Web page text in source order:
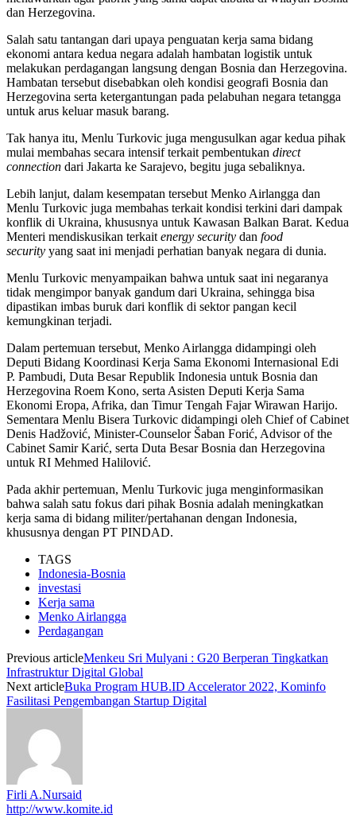
dan Herzegovina.
Salah satu tantangan dari upaya penguatan kerja sama bidang
ekonomi antara kedua negara adalah hambatan logistik untuk
melakukan perdagangan langsung dengan Bosnia dan Herzegovina.
Hambatan tersebut disebabkan oleh kondisi geografi Bosnia dan
Herzegovina serta ketergantungan pada pelabuhan negara tetangga
untuk arus keluar masuk barang.
Tak hanya itu, Menlu Turkovic juga mengusulkan agar kedua pihak
mulai membahas secara intensif terkait pembentukan direct
connection dari Jakarta ke Sarajevo, begitu juga sebaliknya.
Lebih lanjut, dalam kesempatan tersebut Menko Airlangga dan
Menlu Turkovic juga membahas terkait kondisi terkini dari dampak
konflik di Ukraina, khususnya untuk Kawasan Balkan Barat. Kedua
Menteri mendiskusikan terkait energy security dan food
security yang saat ini menjadi perhatian banyak negara di dunia.
Menlu Turkovic menyampaikan bahwa untuk saat ini negaranya
tidak mengimpor banyak gandum dari Ukraina, sehingga bisa
dipastikan imbas buruk dari konflik di sektor pangan kecil
kemungkinan terjadi.
Dalam pertemuan tersebut, Menko Airlangga didampingi oleh
Deputi Bidang Koordinasi Kerja Sama Ekonomi Internasional Edi
P. Pambudi, Duta Besar Republik Indonesia untuk Bosnia dan
Herzegovina Roem Kono, serta Asisten Deputi Kerja Sama
Ekonomi Eropa, Afrika, dan Timur Tengah Fajar Wirawan Harijo.
Sementara Menlu Bisera Turkovic didampingi oleh Chief of Cabinet
Denis Hadžović, Minister-Counselor Šaban Forić, Advisor of the
Cabinet Samir Karić, serta Duta Besar Bosnia dan Herzegovina
untuk RI Mehmed Halilović.
Pada akhir pertemuan, Menlu Turkovic juga menginformasikan
bahwa salah satu fokus dari pihak Bosnia adalah meningkatkan
kerja sama di bidang militer/pertahanan dengan Indonesia,
khususnya dengan PT PINDAD.
TAGS
Indonesia-Bosnia
investasi
Kerja sama
Menko Airlangga
Perdagangan
Previous articleMenkeu Sri Mulyani : G20 Berperan Tingkatkan
Infrastruktur Digital Global
Next articleBuka Program HUB.ID Accelerator 2022, Kominfo
Fasilitasi Pengembangan Startup Digital
Firli A.Nursaid
http://www.komite.id